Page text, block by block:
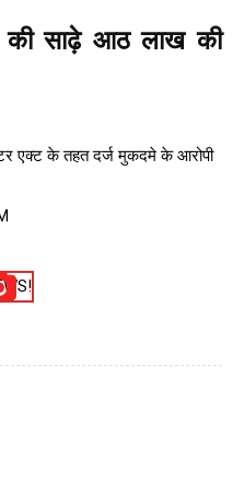
की साढ़े आठ लाख की
एक्ट के तहत दर्ज मुकदमे के आरोपी